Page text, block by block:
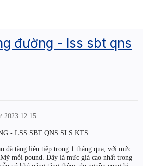
đường - lss sbt qns
2023 12:15
- LSS SBT QNS SLS KTS
đà tăng liên tiếp trong 1 tháng qua, với mức
mỗi pound. Đây là mức giá cao nhất trong